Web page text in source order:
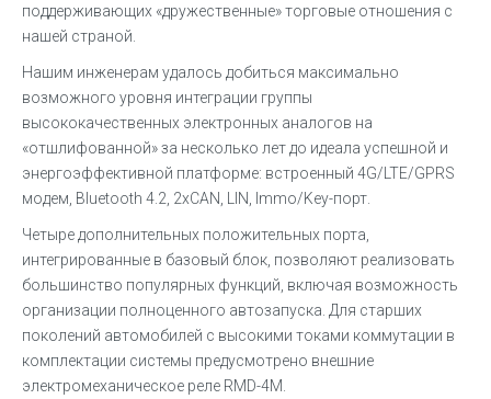
поддерживающих «дружественные» торговые отношения с
нашей страной.
Нашим инженерам удалось добиться максимально
возможного уровня интеграции группы
высококачественных электронных аналогов на
«отшлифованной» за несколько лет до идеала успешной и
энергоэффективной платформе: встроенный 4G/LTE/GPRS
модем, Bluetooth 4.2, 2xCAN, LIN, Immo/Key-порт.
Четыре дополнительных положительных порта,
интегрированные в базовый блок, позволяют реализовать
большинство популярных функций, включая возможность
организации полноценного автозапуска. Для старших
поколений автомобилей с высокими токами коммутации в
комплектации системы предусмотрено внешние
электромеханическое реле RMD-4M.